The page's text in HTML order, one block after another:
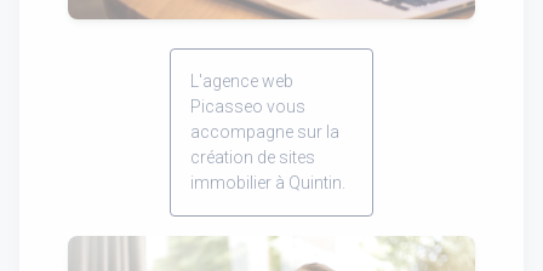
L'agence web
Picasseo vous
accompagne sur la
création de sites
immobilier à Quintin.